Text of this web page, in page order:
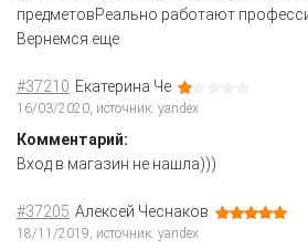
предметовРеально работают
Вернемся еще
#37210 Екатерина Че
16/03/2020, источник: yandex
Комментарий:
Вход в магазин не нашла)))
#37205 Алексей Чеснаков
18/11/2019, источник: yandex